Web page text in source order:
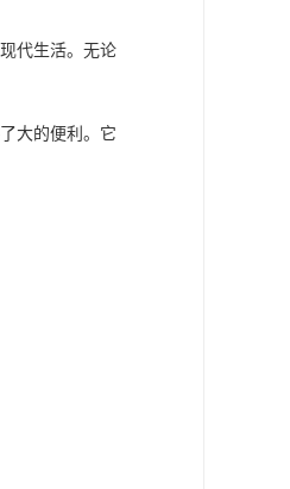
代生活。无论
大的便利。它